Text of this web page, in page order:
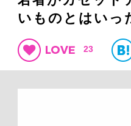
いものとはいっ
23